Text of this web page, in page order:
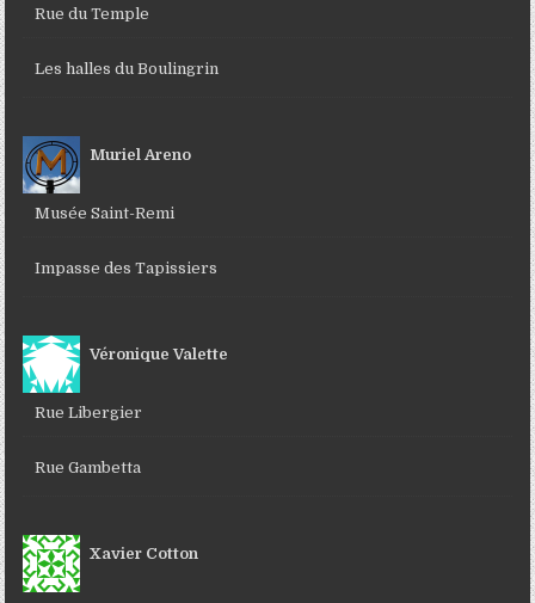
Rue du Temple
Les halles du Boulingrin
Muriel Areno
Musée Saint-Remi
Impasse des Tapissiers
Véronique Valette
Rue Libergier
Rue Gambetta
Xavier Cotton